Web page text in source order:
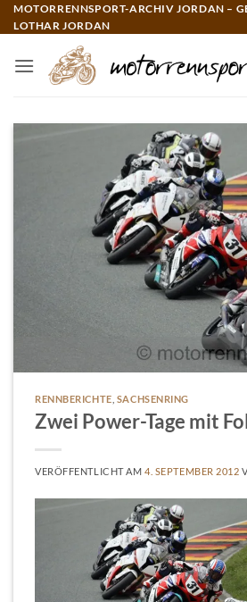
Zum
Inhalt
MOTORRENNSPORT-ARCHIV JORDAN –
LOTHAR JORDAN
RENNBERICHTE SACHSENRING
Zwei Power-Tage mit
VERÖFFENTLICHT AM4. SEPTEMBER 2012